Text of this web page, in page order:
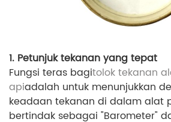
1. Petunjuk tekanan yang tepat
Fungsi teras bagitolok tekanan
apiadalah untuk menunjukkan
keadaan tekanan di dalam alat
bertindak sebagai "Barometer"